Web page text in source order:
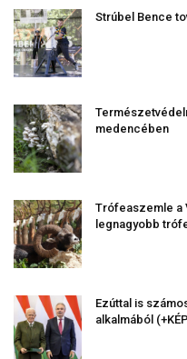
Strúbel Bence
medencében
Trófeaszemle a
legnagyobb
Ezúttal is
alkalmából